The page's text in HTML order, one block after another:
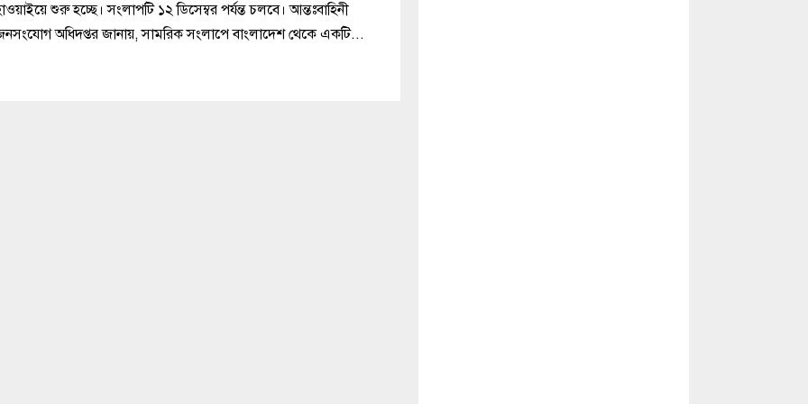
শুরু হচ্ছে। সংলাপটি ১২ ডিসেম্বর পর্যন্ত চলবে। আন্তঃবাহিনী
অধিদপ্তর জানায়, সামরিক সংলাপে বাংলাদেশ থেকে একটি...